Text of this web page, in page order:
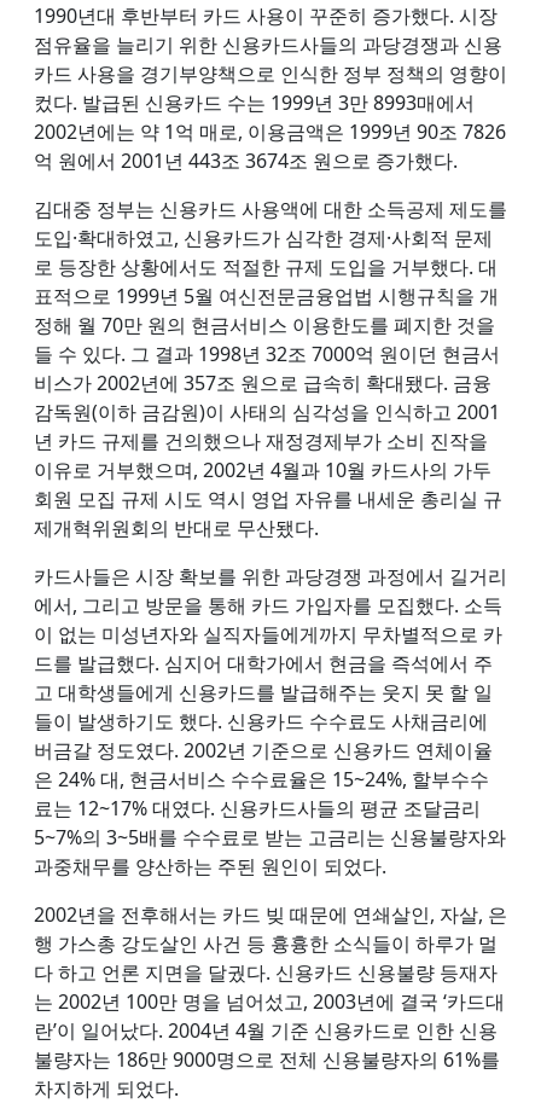
1990년대 후반부터 카드 사용이 꾸준히 증가했다. 시장
점유율을 늘리기 위한 신용카드사들의 과당경쟁과 신용
카드 사용을 경기부양책으로 인식한 정부 정책의 영향이
컸다. 발급된 신용카드 수는 1999년 3만 8993매에서
2002년에는 약 1억 매로, 이용금액은 1999년 90조 7826
억 원에서 2001년 443조 3674조 원으로 증가했다.
김대중 정부는 신용카드 사용액에 대한 소득공제 제도를
도입·확대하였고, 신용카드가 심각한 경제·사회적 문제
로 등장한 상황에서도 적절한 규제 도입을 거부했다. 대
표적으로 1999년 5월 여신전문금융업법 시행규칙을 개
정해 월 70만 원의 현금서비스 이용한도를 폐지한 것을
들 수 있다. 그 결과 1998년 32조 7000억 원이던 현금서
비스가 2002년에 357조 원으로 급속히 확대됐다. 금융
감독원(이하 금감원)이 사태의 심각성을 인식하고 2001
년 카드 규제를 건의했으나 재정경제부가 소비 진작을
이유로 거부했으며, 2002년 4월과 10월 카드사의 가두
회원 모집 규제 시도 역시 영업 자유를 내세운 총리실 규
제개혁위원회의 반대로 무산됐다.
카드사들은 시장 확보를 위한 과당경쟁 과정에서 길거리
에서, 그리고 방문을 통해 카드 가입자를 모집했다. 소득
이 없는 미성년자와 실직자들에게까지 무차별적으로 카
드를 발급했다. 심지어 대학가에서 현금을 즉석에서 주
고 대학생들에게 신용카드를 발급해주는 웃지 못 할 일
들이 발생하기도 했다. 신용카드 수수료도 사채금리에
버금갈 정도였다. 2002년 기준으로 신용카드 연체이율
은 24% 대, 현금서비스 수수료율은 15~24%, 할부수수
료는 12~17% 대였다. 신용카드사들의 평균 조달금리
5~7%의 3~5배를 수수료로 받는 고금리는 신용불량자와
과중채무를 양산하는 주된 원인이 되었다.
2002년을 전후해서는 카드 빚 때문에 연쇄살인, 자살, 은
행 가스총 강도살인 사건 등 흉흉한 소식들이 하루가 멀
다 하고 언론 지면을 달궜다. 신용카드 신용불량 등재자
는 2002년 100만 명을 넘어섰고, 2003년에 결국 ‘카드대
란’이 일어났다. 2004년 4월 기준 신용카드로 인한 신용
불량자는 186만 9000명으로 전체 신용불량자의 61%를
차지하게 되었다.